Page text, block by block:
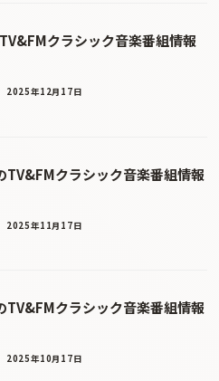
クラシック音楽番組情報
2025年12月17日
TV&FMクラシック音楽番組情報
2025年11月17日
TV&FMクラシック音楽番組情報
2025年10月17日